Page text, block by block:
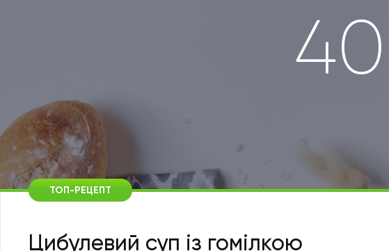
40
ТОП-РЕЦЕПТ
Цибулевий суп із гомілкою